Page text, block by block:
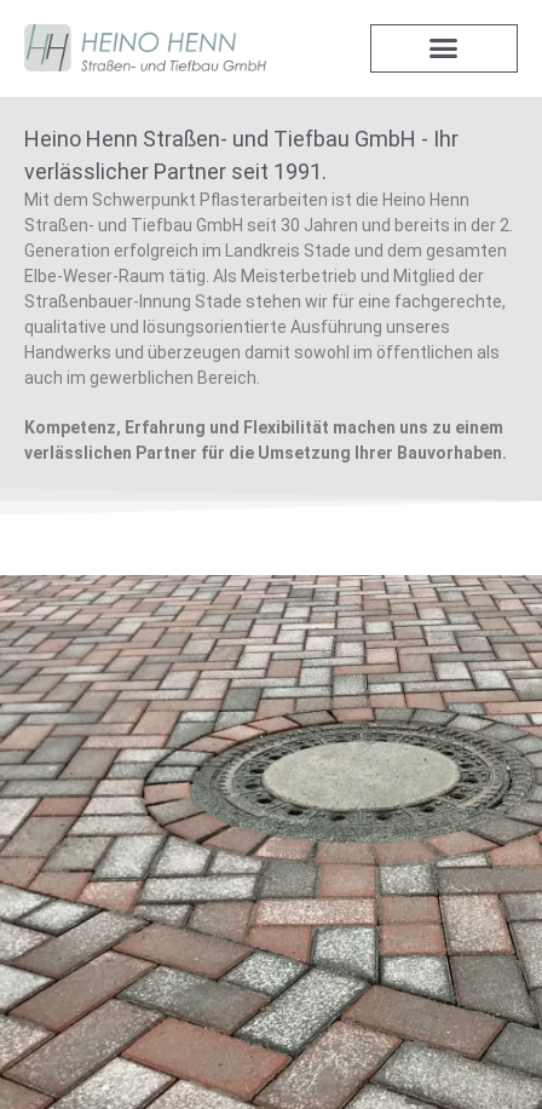
Heino Henn Straßen- und Tiefbau GmbH - Ihr
verlässlicher Partner seit 1991.
Mit dem Schwerpunkt Pflasterarbeiten ist die Heino Henn
Straßen- und Tiefbau GmbH seit 30 Jahren und bereits in der 2.
Generation erfolgreich im Landkreis Stade und dem gesamten
Elbe-Weser-Raum tätig. Als Meisterbetrieb und Mitglied der
Straßenbauer-Innung Stade stehen wir für eine fachgerechte,
qualitative und lösungsorientierte Ausführung unseres
Handwerks und überzeugen damit sowohl im öffentlichen als
auch im gewerblichen Bereich.
Kompetenz, Erfahrung und Flexibilität machen uns zu einem
verlässlichen Partner für die Umsetzung Ihrer Bauvorhaben.